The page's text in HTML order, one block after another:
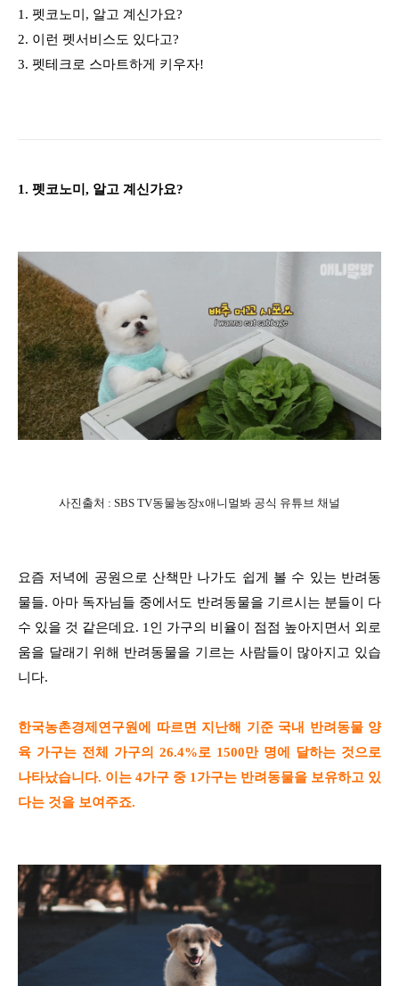
1. 펫코노미, 알고 계신가요?
2. 이런 펫서비스도 있다고?
3. 펫테크로 스마트하게 키우자!
1. 펫코노미, 알고 계신가요?
사진출처 : SBS TV동물농장x애니멀봐 공식 유튜브 채널
요즘 저녁에 공원으로 산책만 나가도 쉽게 볼 수 있는 반려동
물들. 아마 독자님들 중에서도 반려동물을 기르시는 분들이 다
수 있을 것 같은데요. 1인 가구의 비율이 점점 높아지면서 외로
움을 달래기 위해 반려동물을 기르는 사람들이 많아지고 있습
니다.
한국농촌경제연구원에 따르면 지난해 기준 국내 반려동물 양
육 가구는 전체 가구의 26.4%로 1500만 명에 달하는 것으로
나타났습니다. 이는 4가구 중 1가구는 반려동물을 보유하고 있
다는 것을 보여주죠.